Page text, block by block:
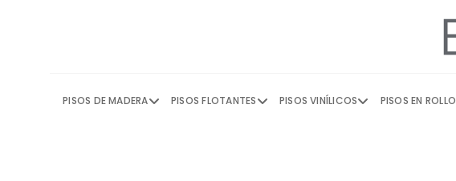
PISOS DE MADERA PISOS FLOTANTES PISOS VINÍLICOS PISOS EN ROLLO